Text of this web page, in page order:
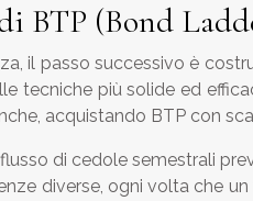
BTP (Bond
il passo successivo è
tecniche più solide ed
acquistando BTP con
di cedole semestrali
diverse, ogni volta che